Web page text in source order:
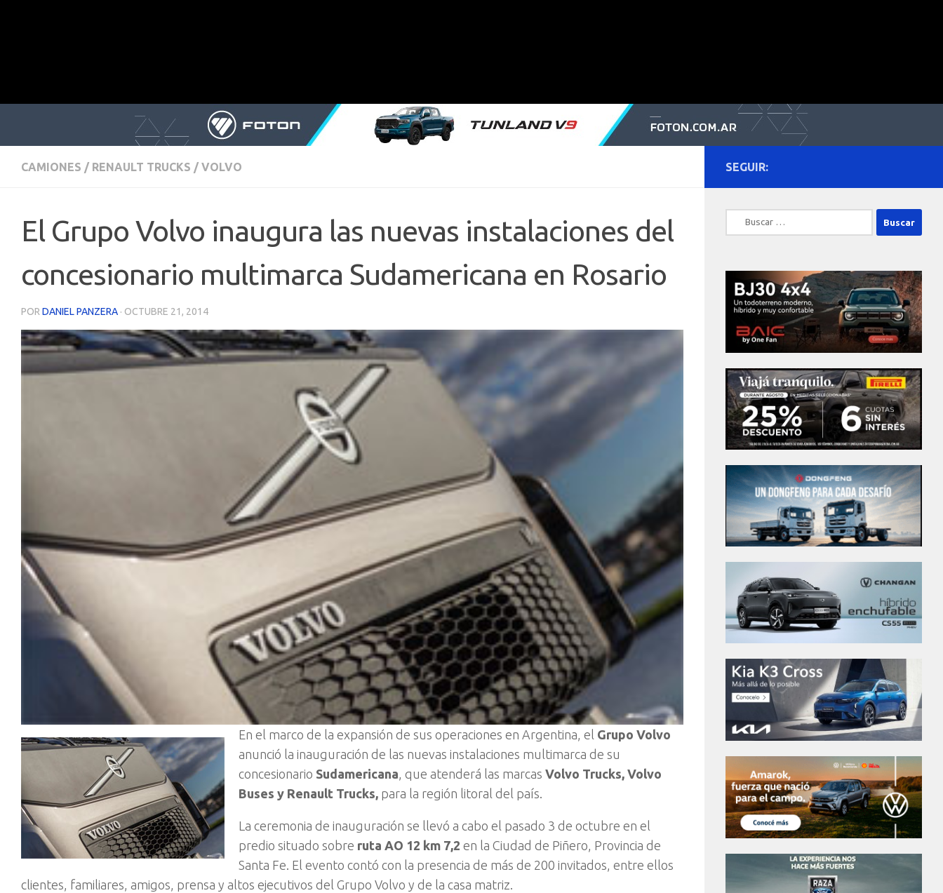
CAMIONES / RENAULT TRUCKS / VOLVO
El Grupo Volvo inaugura las nuevas instalaciones del
concesionario multimarca Sudamericana en Rosario
POR DANIEL PANZERA · OCTUBRE 21, 2014
En el marco de la expansión de sus operaciones en Argentina, el Grupo Volvo
anunció la inauguración de las nuevas instalaciones multimarca de su
concesionario Sudamericana, que atenderá las marcas Volvo Trucks, Volvo
Buses y Renault Trucks, para la región litoral del país.
La ceremonia de inauguración se llevó a cabo el pasado 3 de octubre en el
predio situado sobre ruta AO 12 km 7,2 en la Ciudad de Piñero, Provincia de
Santa Fe. El evento contó con la presencia de más de 200 invitados, entre ellos
clientes, familiares, amigos, prensa y altos ejecutivos del Grupo Volvo y de la casa matriz.
SEGUIR:
Buscar: